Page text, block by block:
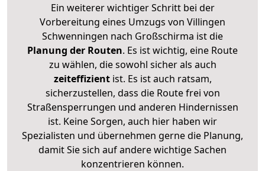
Ein weiterer wichtiger Schritt bei der
Vorbereitung eines Umzugs von Villingen
Schwenningen nach Großschirma ist die
Planung der Routen. Es ist wichtig, eine Route
zu wählen, die sowohl sicher als auch
zeiteffizientist. Es ist auch ratsam,
sicherzustellen, dass die Route frei von
Straßensperrungen und anderen Hindernissen
ist. Keine Sorgen, auch hier haben wir
Spezialisten und übernehmen gerne die Planung,
damit Sie sich auf andere wichtige Sachen
konzentrieren können.